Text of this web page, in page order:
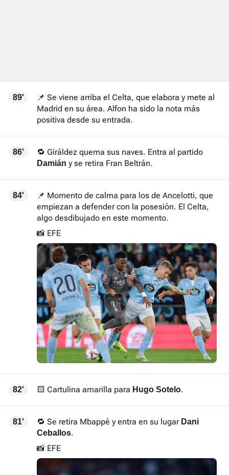
89'
📌 Se viene arriba el Celta, que elabora y mete al
Madrid en su área. Alfon ha sido la nota más
positiva desde su entrada.
86' 🔁 Giráldez quema sus naves. Entra al partido
Damián y se retira Fran Beltrán.
84'
📌 Momento de calma para los de Ancelotti, que
empiezan a defender con la posesión. El Celta,
algo desdibujado en este momento.
📸 EFE
82' 🟨 Cartulina amarilla para Hugo Sotelo.
81' 🔁 Se retira Mbappé y entra en su lugar Dani
Ceballos.
📸 EFE